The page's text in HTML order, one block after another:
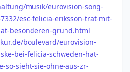
musik/eurovision-song-
esc-felicia-eriksson-trat-mit-
besonderen-grund.html
boulevard/eurovision-
bei-felicia-schweden-hat-
so-sieht-sie-ohne-aus-zr-